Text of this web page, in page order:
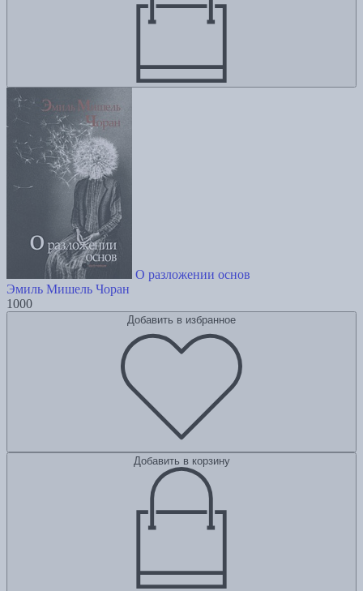
О разложении основ
Эмиль Мишель Чоран
1000
Добавить в избранное
Добавить в корзину